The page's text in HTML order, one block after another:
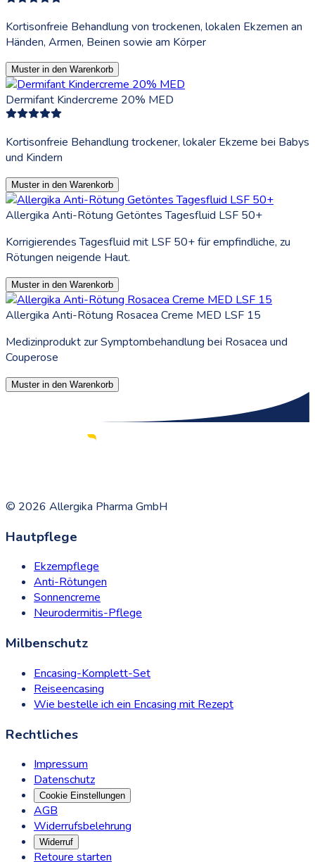
Kortisonfreie Behandlung von trockenen, lokalen Ekzemen an
Händen, Armen, Beinen sowie am Körper
Muster in den Warenkorb
Dermifant Kindercreme 20% MED
Kortisonfreie Behandlung trockener, lokaler Ekzeme bei Babys
und Kindern
Muster in den Warenkorb
Allergika Anti-Rötung Getöntes Tagesfluid LSF 50+
Korrigierendes Tagesfluid mit LSF 50+ für empfindliche, zu
Rötungen neigende Haut.
Muster in den Warenkorb
Allergika Anti-Rötung Rosacea Creme MED LSF 15
Medizinprodukt zur Symptombehandlung bei Rosacea und
Couperose
Muster in den Warenkorb
© 2026 Allergika Pharma GmbH
Hautpflege
Ekzempflege
Anti-Rötungen
Sonnencreme
Neurodermitis-Pflege
Milbenschutz
Encasing-Komplett-Set
Reiseencasing
Wie bestelle ich ein Encasing mit Rezept
Rechtliches
Impressum
Datenschutz
Cookie Einstellungen
AGB
Widerrufsbelehrung
Widerruf
Retoure starten